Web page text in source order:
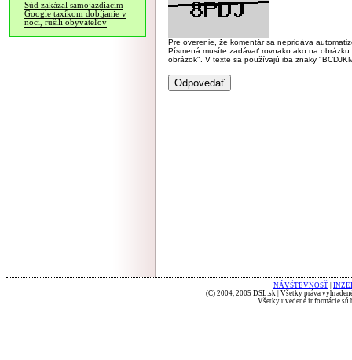
Súd zakázal samojazdiacim
Google taxíkom dobíjanie v
noci, rušili obyvateľov
Pre overenie, že komentár sa nepridáva
Písmená musíte zadávať rovnako ako na
obrázok". V texte sa používajú iba znaky
NÁVŠTEVNOSŤ
(C) 2004, 2005 DSL.sk | Všetky práva
Všetky uvedené informácie sú